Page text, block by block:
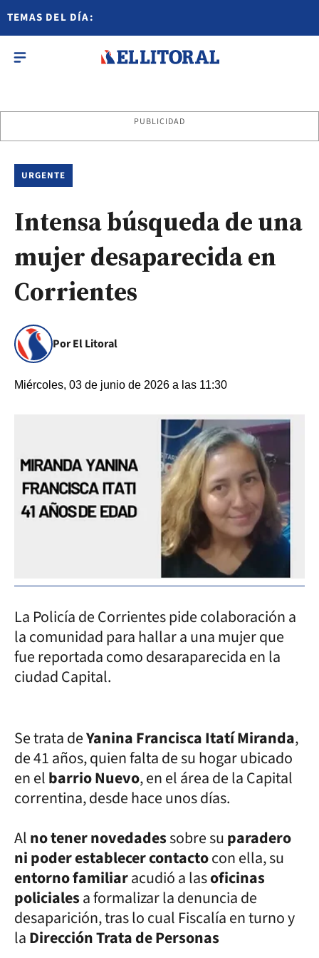
TEMAS DEL DÍA:
PUBLICIDAD
URGENTE
Intensa búsqueda de una
mujer desaparecida en
Corrientes
Por El Litoral
Miércoles, 03 de junio de 2026 a las 11:30
La Policía de Corrientes pide colaboración a
la comunidad para hallar a una mujer que
fue reportada como desaraparecida en la
ciudad Capital.
Se trata deYanina Francisca Itatí Miranda,
de 41 años, quien falta de su hogar ubicado
en elbarrio Nuevo, en el área de la Capital
correntina, desde hace unos días.
Alno tener novedadessobre suparadero
ni poder establecer contactocon ella, su
entorno familiaracudió a lasoficinas
policialesa formalizar la denuncia de
desaparición, tras lo cual Fiscalía en turno y
laDirección Trata de Personas